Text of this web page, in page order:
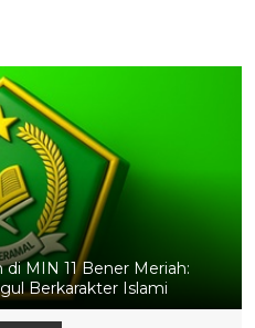
MIN 11 Bener Meriah:
Berkarakter Islami